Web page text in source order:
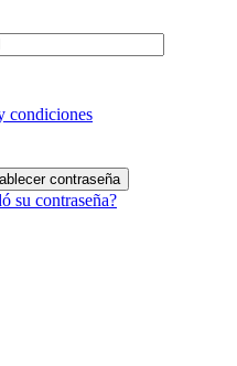
condiciones
contraseña
su contraseña?